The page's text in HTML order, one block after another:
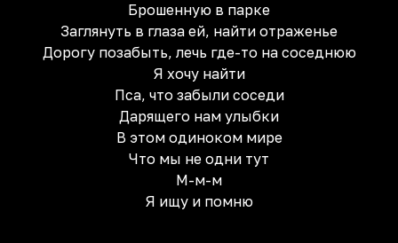
Брошенную в парке
Заглянуть в глаза ей, найти отраженье
Дорогу позабыть, лечь где-то на соседнюю
Я хочу найти
Пса, что забыли соседи
Дарящего нам улыбки
В этом одиноком мире
Что мы не одни тут
М-м-м
Я ищу и помню